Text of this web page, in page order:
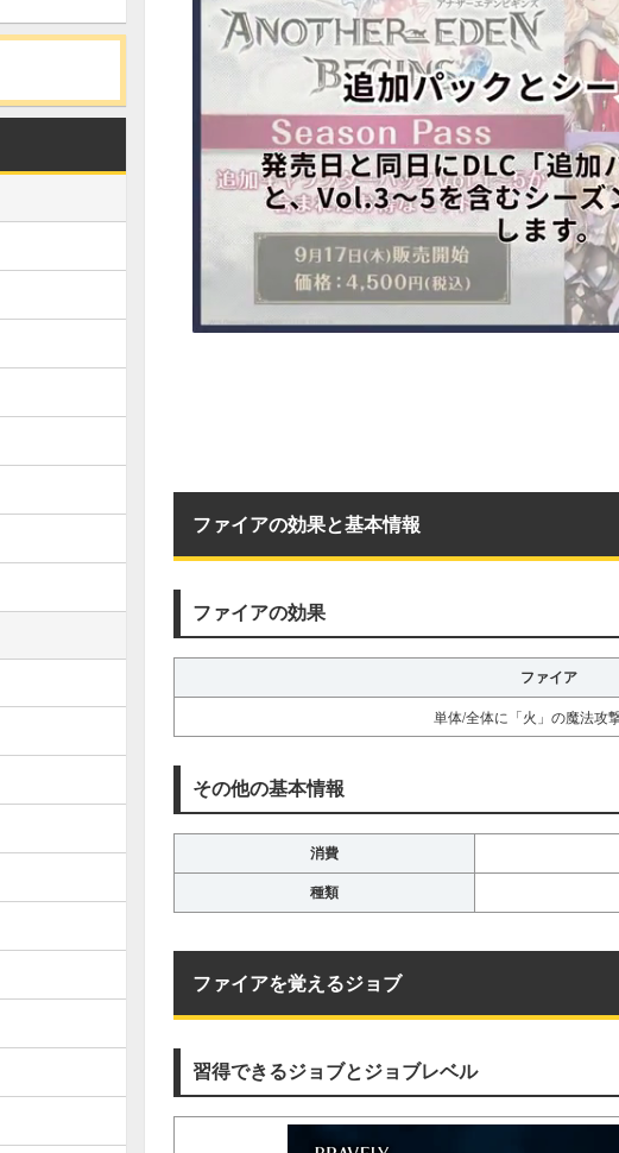
ファイアの効果と基本情報
ファイアの効果
ファイア
単体/全体に「火」の魔法攻
その他の基本情報
消費
種類
ファイアを覚えるジョブ
習得できるジョブとジョブレベル